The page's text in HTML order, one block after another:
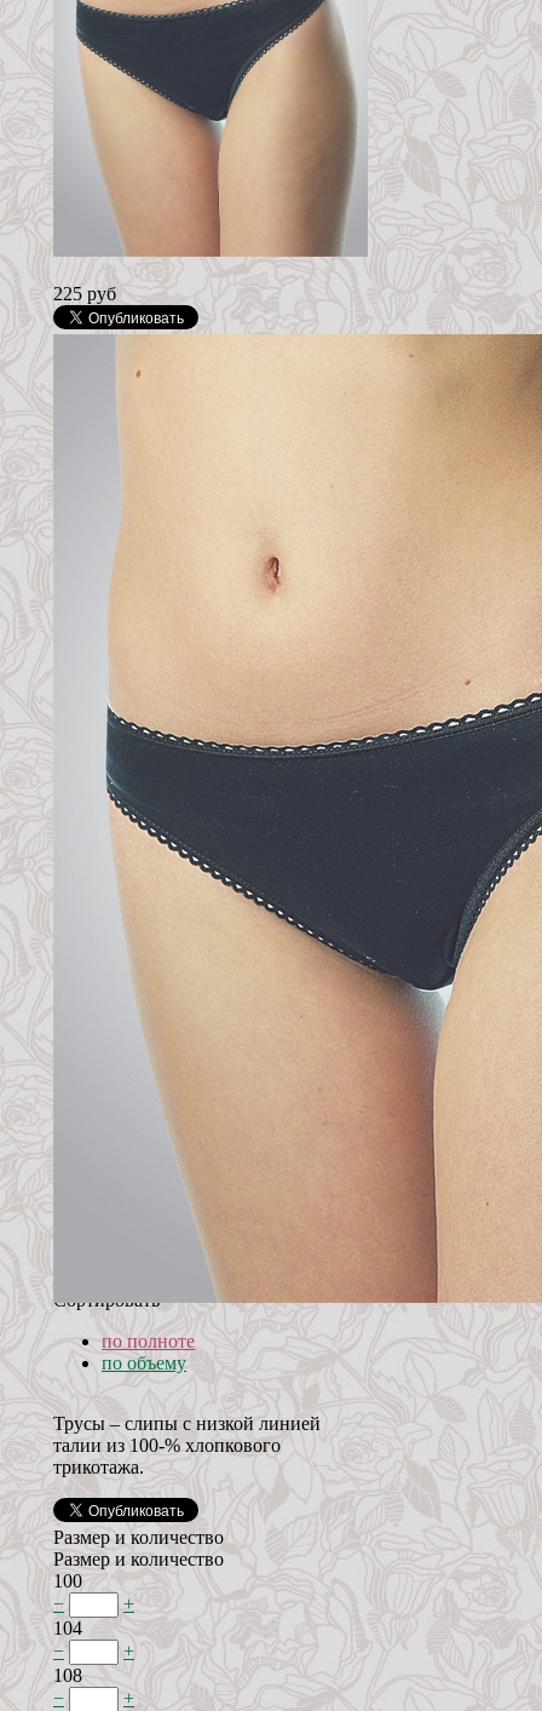
225 руб
Сортировать
по полноте
по объему
Трусы – слипы с низкой линией
талии из 100-% хлопкового
трикотажа.
Размер и количество
Размер и количество
100
−
+
104
−
+
108
−
+